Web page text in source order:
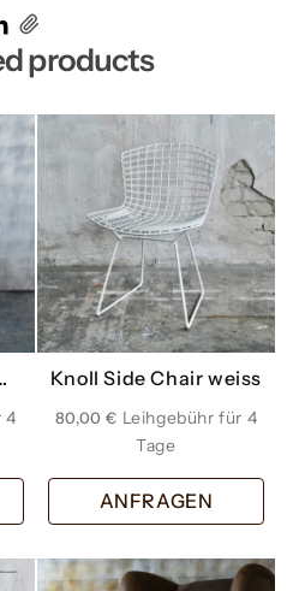
products
Knoll Side Chair weiss
80,00€
ANFRAGEN